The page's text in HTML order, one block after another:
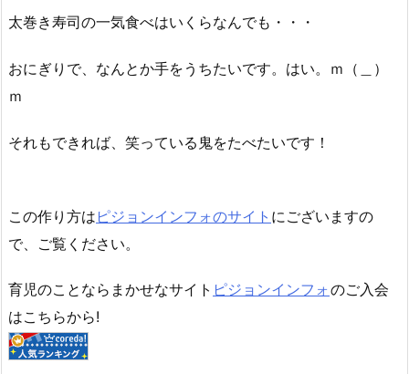
太巻き寿司の一気食べはいくらなんでも・・・
おにぎりで、なんとか手をうちたいです。はい。ｍ（＿）
ｍ
それもできれば、笑っている鬼をたべたいです！
この作り方は ピジョンインフォのサイト にございますの
で、ご覧ください。
育児のことならまかせなサイト ピジョンインフォのご入会
はこちらから!